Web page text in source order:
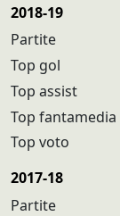
2018-19
Partite
Top gol
Top assist
Top fantamedia
Top voto
2017-18
Partite